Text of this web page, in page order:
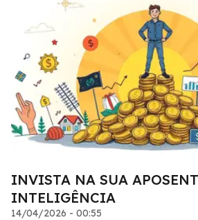
INVISTA NA SUA
INTELIGÊNCIA
14/04/2026 - 00:55